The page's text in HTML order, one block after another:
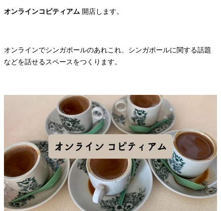
オンラインコピティアム 開店します。
オンラインでシンガポールのあれこれ、シンガポールに関する話題
などを話せるスペースをつくります。